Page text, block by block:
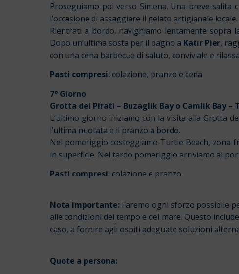
Proseguiamo poi verso Simena. Una breve
l’occasione di assaggiare il gelato artigianale locale.
Rientrati a bordo, navighiamo lentamente sopra
Dopo un’ultima sosta per il bagno a Katır Pier,
con una cena barbecue di saluto, conviviale e
Pasti compresi: colazione, pranzo e cena
7° Giorno
Grotta dei Pirati – Buzaglik Bay o Camlik Bay –
L’ultimo giorno iniziamo con la visita alla Grotta
l’ultima nuotata e il pranzo a bordo.
Nel pomeriggio costeggiamo Turtle Beach, zona
in superficie. Nel tardo pomeriggio arriviamo al
Pasti compresi: colazione e pranzo
Nota importante: Faremo ogni sforzo possibile
alle condizioni del tempo e del mare. Questo
caso, a fornire agli ospiti adeguate soluzioni
Quote a persona: